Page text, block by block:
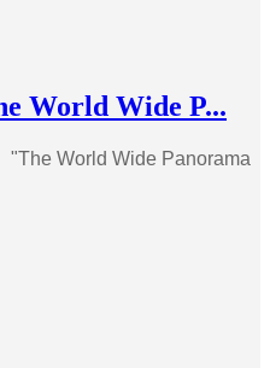
World Wide P...
"The World Wide Panorama